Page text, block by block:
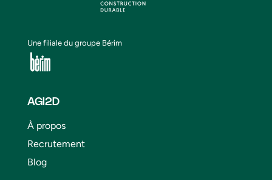
Une filiale du groupe Bérim
AGI2D
À propos
Recrutement
Blog